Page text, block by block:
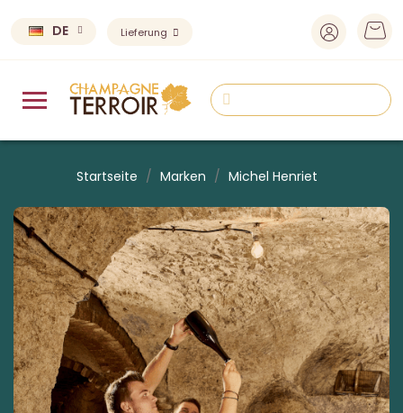
DE Lieferung
Startseite Marken Michel Henriet